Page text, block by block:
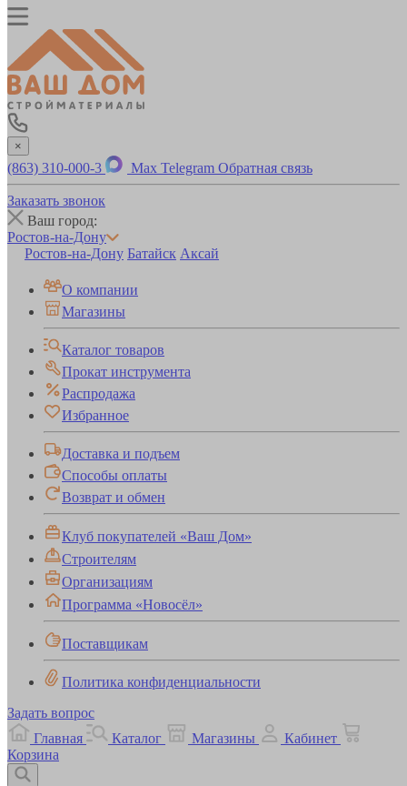
×
(863) 310-000-3 Max Telegram Обратная связь
Заказать звонок
Ваш город:
Ростов-на-Дону
Ростов-на-Дону Батайск Аксай
О компании
Магазины
Каталог товаров
Прокат инструмента
Распродажа
Избранное
Доставка и подъем
Способы оплаты
Возврат и обмен
Клуб покупателей «Ваш Дом»
Строителям
Организациям
Программа «Новосёл»
Поставщикам
Политика конфиденциальности
Задать вопрос
Главная
Каталог Магазины
Кабинет
Корзина